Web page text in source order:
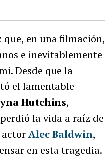
que, en una filmación,
e inevitablemente
Desde que la
el lamentable
Hutchins,
la vida a raíz de
actorAlec Baldwin,
en esta tragedia.